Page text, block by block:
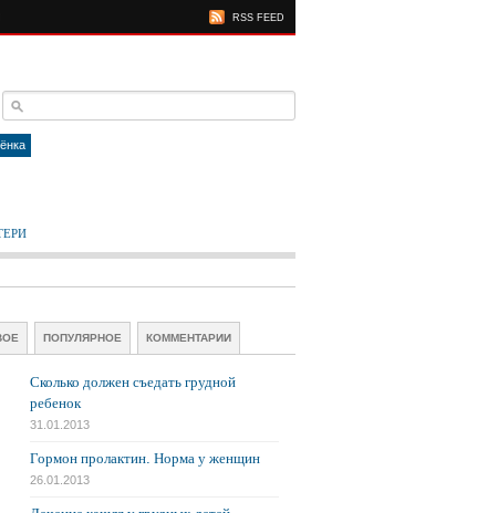
RSS FEED
ПОПУЛЯРНОЕ КОММЕНТАРИИ
Сколько должен съедать грудной
ребенок
31.01.2013
Гормон пролактин. Норма у женщин
26.01.2013